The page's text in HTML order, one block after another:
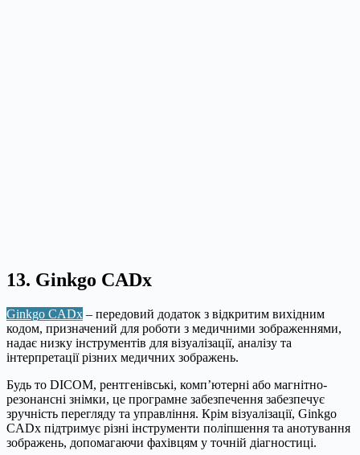
13. Ginkgo CADx
Ginkgo CADx – передовий додаток з відкритим вихідним
кодом, призначений для роботи з медичними зображеннями,
надає низку інструментів для візуалізації, аналізу та
інтерпретації різних медичних зображень.
Будь то DICOM, рентгенівські, комп’ютерні або магнітно-
резонансні знімки, це програмне забезпечення забезпечує
зручність перегляду та управління. Крім візуалізації, Ginkgo
CADx підтримує різні інструменти поліпшення та анотування
зображень, допомагаючи фахівцям у точній діагностиці.